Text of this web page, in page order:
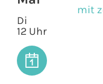
Di
12 Uhr
mit